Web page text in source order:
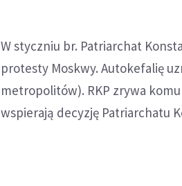
W styczniu br. Patriarchat
protesty Moskwy. Autokefalię
metropolitów). RKP zrywa
wspierają decyzję Patriarchatu